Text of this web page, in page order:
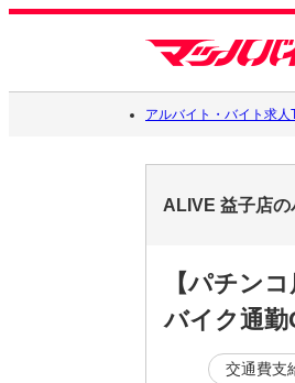
アルバイト・バイト求人
ALIVE 益子店
【パチン
バイク通
交通費支